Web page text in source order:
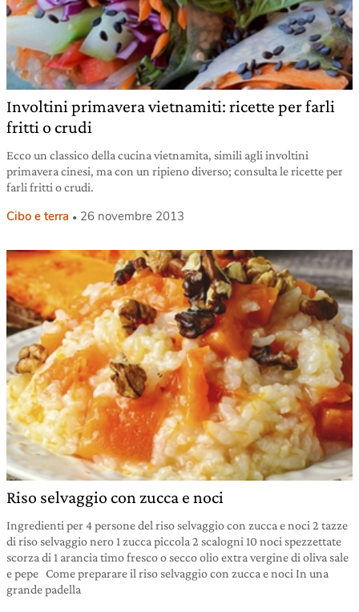
Involtini primavera vietnamiti: ricette per farli
fritti o crudi
Ecco un classico della cucina vietnamita, simili agli involtini
primavera cinesi, ma con un ripieno diverso; consulta le ricette per
farli fritti o crudi.
Cibo e terra 26 novembre 2013
Riso selvaggio con zucca e noci
Ingredienti per 4 persone del riso selvaggio con zucca e noci 2 tazze
di riso selvaggio nero 1 zucca piccola 2 scalogni 10 noci spezzettate
scorza di 1 arancia timo fresco o secco olio extra vergine di oliva sale
e pepe Come preparare il riso selvaggio con zucca e noci In una
grande padella